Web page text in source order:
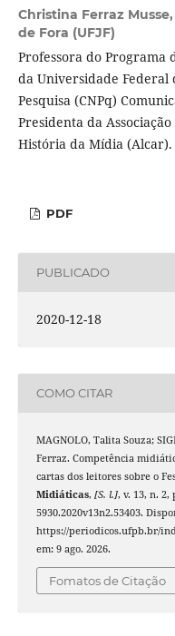
Christina Ferraz Musse,
de Fora (UFJF)
Professora do Programa
da Universidade Federal
Pesquisa (CNPq)
Presidenta da
História da Mídia (Alcar).
PDF
PUBLICADO
2020-12-18
COMO CITAR
MAGNOLO, Talita Souza;
Ferraz. Competência
cartas dos leitores sobre o
Midiáticas, [S. l.], v. 13, n. 2,
5930.2020v13n2.53403.
https://periodicos.ufpb.br/
em: 9 ago. 2026.
Fomatos de Citação